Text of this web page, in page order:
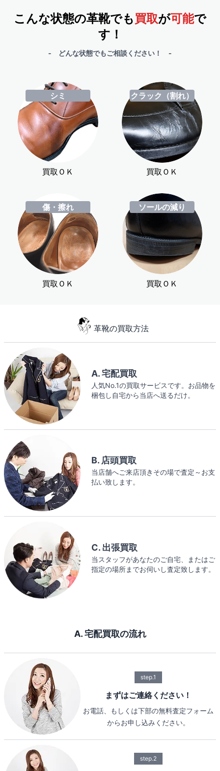
こんな状態の革靴でも買取が可能で
す！
- どんな状態でもご相談ください！ -
シミ
買取ＯＫ
クラック（割れ）
買取ＯＫ
傷・擦れ
買取ＯＫ
ソールの減り
買取ＯＫ
革靴の買取方法
A. 宅配買取
人気No.1の買取サービスです。お品物を
梱包し自宅から当店へ送るだけ。
B. 店頭買取
当店舗へご来店頂きその場で査定～お支
払い致します。
C. 出張買取
当スタッフがあなたのご自宅、またはご
指定の場所までお伺いし査定致します。
A. 宅配買取の流れ
step.1
まずはご連絡ください！
お電話、もしくは下部の無料査定フォーム
からお申し込みください。
step.2